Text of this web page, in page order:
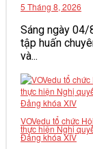
NGHIÊN CỨU
THƯ VIỆN
5 Tháng 8, 2026
Sáng ngày
tập huấn
và...
VOVedu tổ chức
thực hiện Nghị
Đảng khóa XIV